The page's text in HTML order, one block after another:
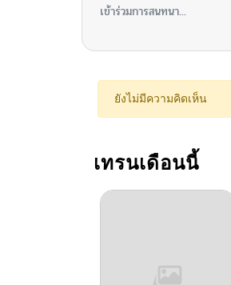
เข้าร่วมการสนทนา...
ยังไม่มีความคิดเห็น
เทรนเดือนนี้